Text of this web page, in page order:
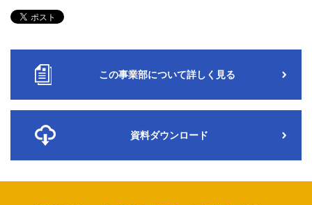
この事業部について詳しく見る
資料ダウンロード